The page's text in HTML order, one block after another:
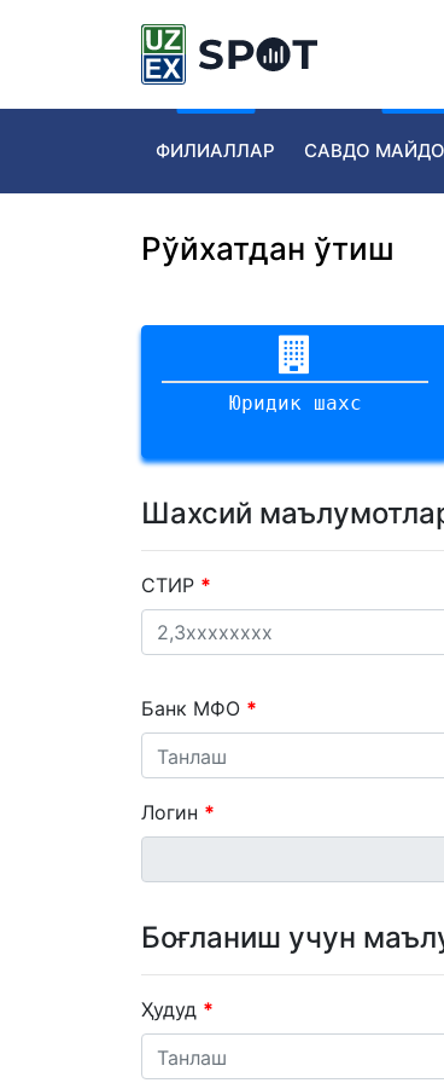
ФИЛИАЛЛАР САВДО
Рўйхатдан ўтиш
Юридик шахс
Шахсий
СТИР
Банк МФО
Танлаш
Логин
Боғланиш учун
Ҳудуд
Танлаш